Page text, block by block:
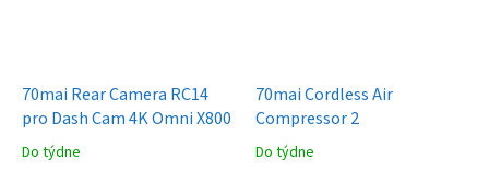
70mai Rear Camera RC14
pro Dash Cam 4K Omni X800
Do týdne
70mai Cordless Air
Compressor 2
Do týdne